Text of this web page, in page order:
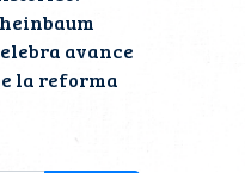
avance
la reforma